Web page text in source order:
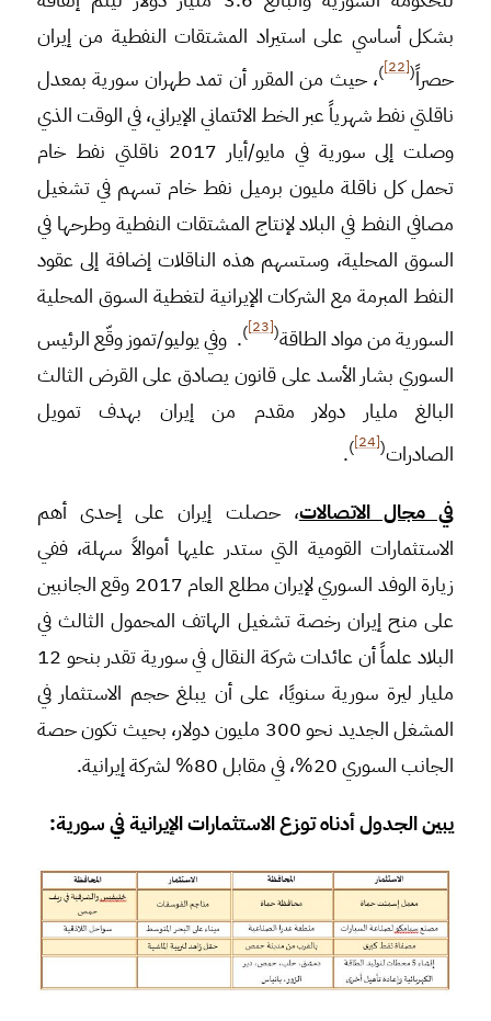
بشكل أساسي على استيراد المشتقات النفطية من إيران
حصراً(
[22]
)، حيث من المقرر أن تمد طهران سورية بمعدل
ناقلتي نفط شهرياً عبر الخط الائتماني الإيراني، في الوقت الذي
وصلت إلى سورية في مايو/أيار 2017 ناقلتي نفط خام
تحمل كل ناقلة مليون برميل نفط خام تسهم في تشغيل
مصافي النفط في البلاد لإنتاج المشتقات النفطية وطرحها في
السوق المحلية، وستسهم هذه الناقلات إضافة إلى عقود
النفط المبرمة مع الشركات الإيرانية لتغطية السوق المحلية
السورية من مواد الطاقة(
[23]
). وفي يوليو/تموز وقّع الرئيس
السوري بشار الأسد على قانون يصادق على القرض الثالث
البالغ مليار دولار مقدم من إيران بهدف تمويل
الصادرات(
[24]
)
.
في مجال الاتصالات، حصلت إيران على إحدى أهم
الاستثمارات القومية التي ستدر عليها أموالاً سهلة، ففي
زيارة الوفد السوري لإيران مطلع العام 2017 وقع الجانبين
على منح إيران رخصة تشغيل الهاتف المحمول الثالث في
البلاد علماً أن عائدات شركة النقال في سورية تقدر بنحو 12
مليار ليرة سورية سنويًا، على أن يبلغ حجم الاستثمار في
المشغل الجديد نحو 300 مليون دولار، بحيث تكون حصة
الجانب السوري 20%، في مقابل 80% لشركة إيرانية.
يبين الجدول أدناه توزع الاستثمارات الإيرانية في سورية: